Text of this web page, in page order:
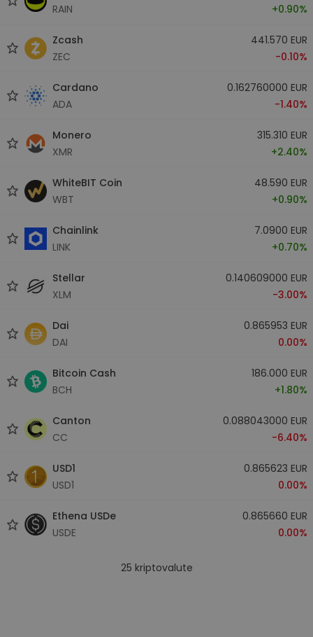
RAIN
+0.90%
Zcash
ZEC
441.570 EUR
-0.10%
Cardano
ADA
0.162760000 EUR
-1.40%
Monero
XMR
315.310 EUR
+2.40%
WhiteBIT Coin
WBT
48.590 EUR
+0.90%
Chainlink
LINK
7.0900 EUR
+0.70%
Stellar
XLM
0.140609000 EUR
-3.00%
Dai
DAI
0.865953 EUR
0.00%
Bitcoin Cash
BCH
186.000 EUR
+1.80%
Canton
CC
0.088043000 EUR
-6.40%
USD1
USD1
0.865623 EUR
0.00%
Ethena USDe
USDE
0.865660 EUR
0.00%
25 kriptovalute